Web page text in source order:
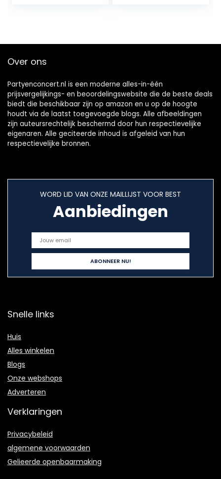
Over ons
Partyenconcert.nl is een moderne alles-in-één
prijsvergelijkings- en beoordelingswebsite die de beste deals
biedt die beschikbaar zijn op amazon en u op de hoogte
houdt via de laatst toegevoegde blogs. Alle afbeeldingen
zijn auteursrechtelijk beschermd door hun respectievelijke
eigenaren. Alle geciteerde inhoud is afgeleid van hun
respectievelijke bronnen.
WORD LID VAN ONZE MAILLIJST VOOR BEST
Aanbiedingen
Snelle links
Huis
Alles winkelen
Blogs
Onze webshops
Adverteren
Verklaringen
Privacybeleid
algemene voorwaarden
Gelieerde openbaarmaking